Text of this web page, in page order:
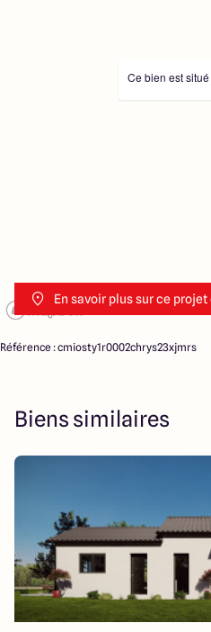
En savoir plus sur ce projet
Ce bien est
Référence : cmiosty1r0002chrys23xjmrs
Biens similaires